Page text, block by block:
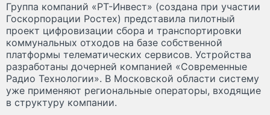
Группа компаний «РТ-Инвест» (создана при участии
Госкорпорации Ростех) представила пилотный
проект цифровизации сбора и транспортировки
коммунальных отходов на базе собственной
платформы телематических сервисов. Устройства
разработаны дочерней компанией «Современные
Радио Технологии». В Московской области систему
уже применяют региональные операторы, входящие
в структуру компании.